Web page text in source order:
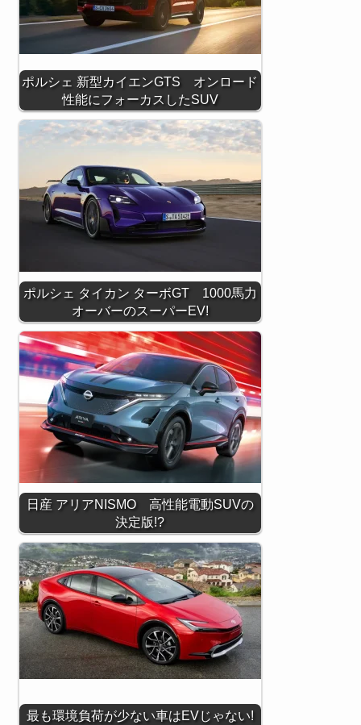
ポルシェ 新型カイエンGTS オンロード
性能にフォーカスしたSUV
ポルシェ タイカン ターボGT 1000馬力
オーバーのスーパーEV!
日産 アリアNISMO 高性能電動SUVの
決定版!?
最も環境負荷が少ない車はEVじゃない!